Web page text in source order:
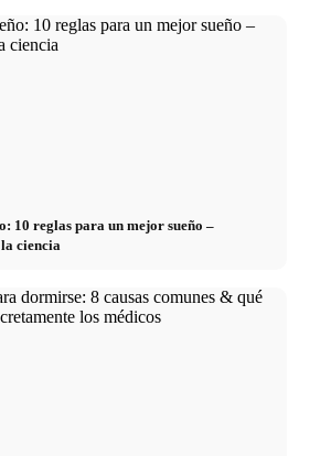
10 reglas para un mejor sueño –
ciencia